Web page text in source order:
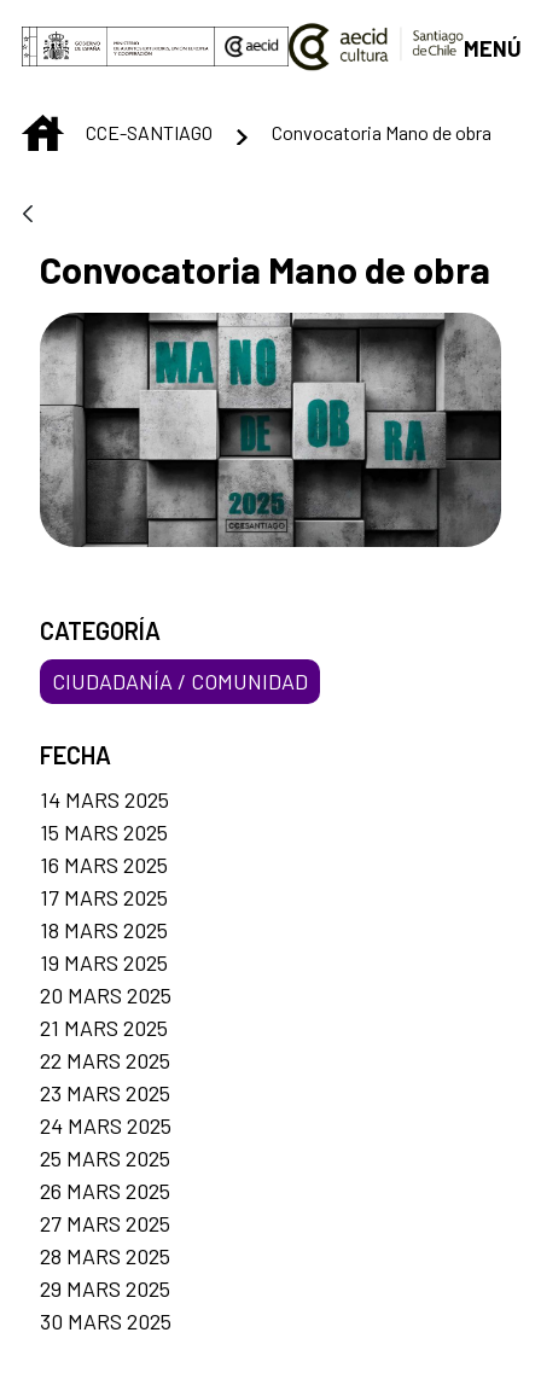
Saut au contenu principal
MENÚ
INICIOCCE-SANTIAGO Convocatoria Mano de obra
Convocatoria Mano de obra
CATEGORÍA
CIUDADANÍA / COMUNIDAD
FECHA
14 MARS 2025
15 MARS 2025
16 MARS 2025
17 MARS 2025
18 MARS 2025
19 MARS 2025
20 MARS 2025
21 MARS 2025
22 MARS 2025
23 MARS 2025
24 MARS 2025
25 MARS 2025
26 MARS 2025
27 MARS 2025
28 MARS 2025
29 MARS 2025
30 MARS 2025